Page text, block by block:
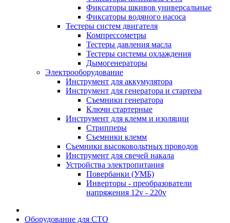
Фиксаторы шкивов универсальные
Фиксаторы водяного насоса
Тестеры систем двигателя
Компрессометры
Тестеры давления масла
Тестеры системы охлаждения
Дымогенераторы
Электрооборудование
Инструмент для аккумулятора
Инструмент для генератора и стартера
Съемники генератора
Ключи стартерные
Инструмент для клемм и изоляции
Стрипперы
Съемники клемм
Съемники высоковольтных проводов
Инструмент для свечей накала
Устройства электропитания
Повербанки (УМБ)
Инверторы - преобразователи
напряжения 12v - 220v
Оборудование для СТО